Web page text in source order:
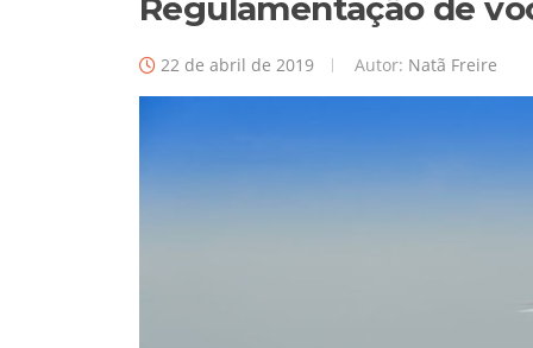
Regulamentação de
22 de abril de 2019 Autor: Natã Freire